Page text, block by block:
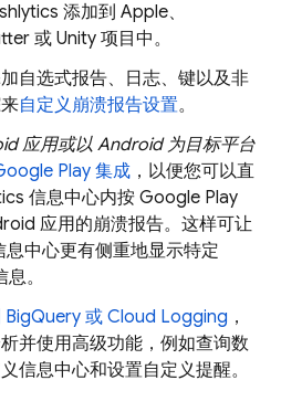
添加到 Apple、
或 Unity 项目中。
自选式报告、日志、键以及非
自定义崩溃报告设置。
应用或以 Android 为目标平台
Play集成 ，以便您可以直
信息中心内按 Google Play
应用的崩溃报告。这样可让
中心更有侧重地显示特定
。
BigQuery 或 Cloud Logging ，
并使用高级功能，例如查询数
信息中心和设置自定义提醒。